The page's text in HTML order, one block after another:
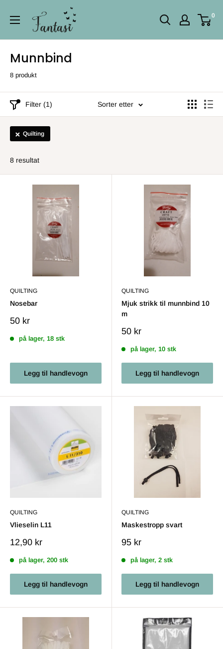
0
Munnbind
8 produkt
Filter (1) Sorter etter
Quilting
8 resultat
QUILTING
Nosebar
Salgs
50 kr
på lager, 18 stk
Legg til handlevogn
QUILTING
Mjuk strikk til munnbind 10
m
Salgs
50 kr
på lager, 10 stk
Legg til handlevogn
QUILTING
Vlieselin L11
Salgs
12,90 kr
på lager, 200 stk
Legg til handlevogn
QUILTING
Maskestropp svart
Salgs
95 kr
på lager, 2 stk
Legg til handlevogn